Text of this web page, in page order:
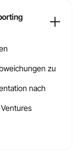
zu
nach